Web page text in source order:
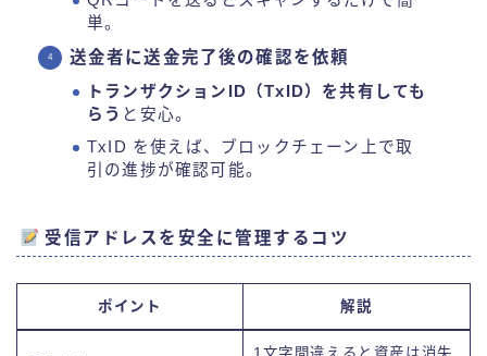
単。
送金者に送金完了後の確認を依頼
トランザクションID（TxID）を共有しても
らう と安心。
TxID を使えば、ブロックチェーン上で取
引の進捗が確認可能。
受信アドレスを安全に管理するコツ
ポイント 解説